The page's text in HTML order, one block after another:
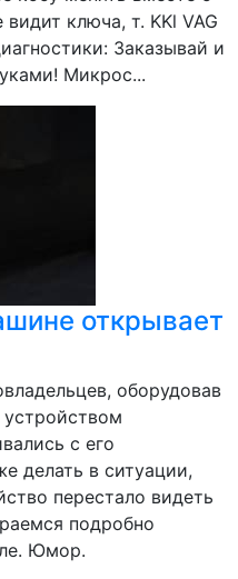
ключа, т. KKl VAG
Заказывай и
Микрос...
открывает
оборудовав
устройством
с его
делать в ситуации,
перестало видеть
подробно
Юмор.